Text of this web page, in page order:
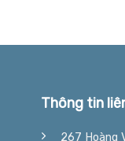
Thông tin
267 Hoàng